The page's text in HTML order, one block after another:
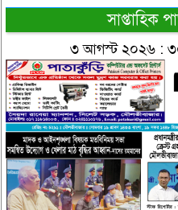
সাপ্তাহিক
৩ আগস্ট ২০২৬ :